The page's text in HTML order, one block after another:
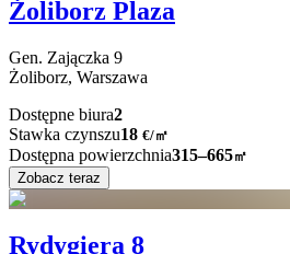
Żoliborz Plaza
Gen. Zajączka 9
Żoliborz, Warszawa
Dostępne biura2
Stawka czynszu18 €/㎡
Dostępna powierzchnia315–665㎡
Zobacz teraz
Rydygiera 8